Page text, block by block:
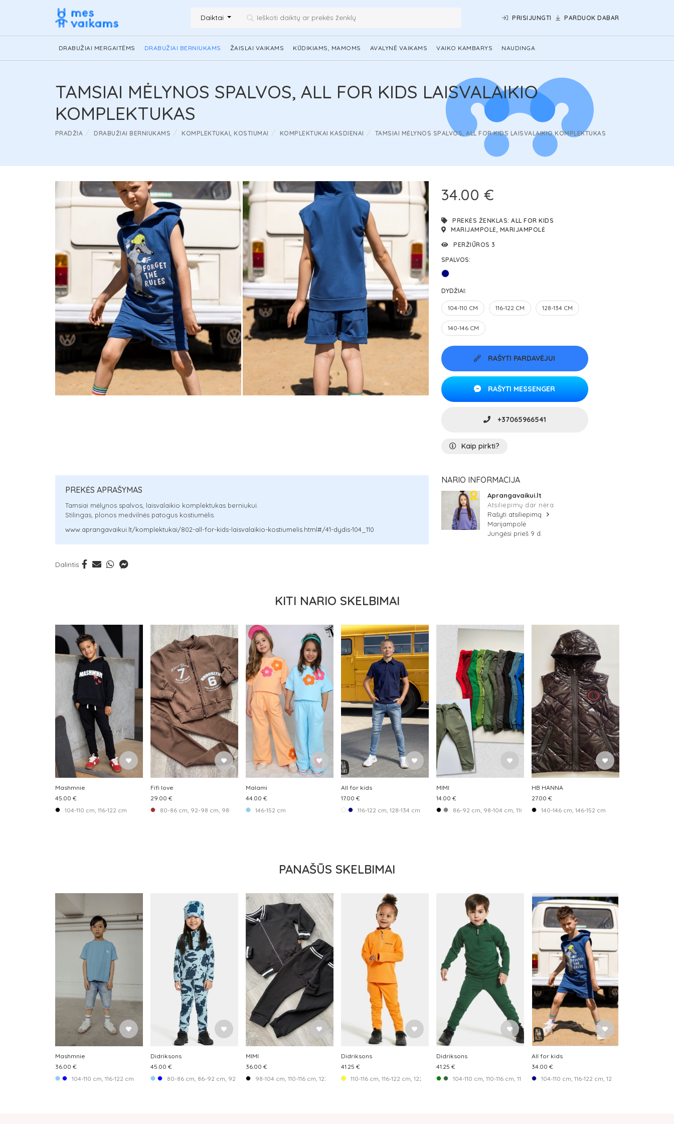
Daiktai PRISIJUNGTI PARDUOK DABAR
DRABUŽIAI MERGAITĖMS DRABUŽIAI BERNIUKAMS ŽAISLAI VAIKAMS KŪDIKIAMS, MAMOMS AVALYNĖ VAIKAMS VAIKO KAMBARYS NAUDINGA
TAMSIAI MĖLYNOS SPALVOS, ALL FOR KIDS LAISVALAIKIO
KOMPLEKTUKAS
PRADŽIA DRABUŽIAI BERNIUKAMS KOMPLEKTUKAI, KOSTIUMAI KOMPLEKTUKAI KASDIENAI TAMSIAI MĖLYNOS SPALVOS, ALL FOR KIDS LAISVALAIKIO KOMPLEKTUKAS
34.00 €
PREKĖS ŽENKLAS: ALL FOR KIDS
MARIJAMPOLĖ, MARIJAMPOLĖ
PERŽIŪROS 3
SPALVOS:
DYDŽIAI:
104-110 CM 116-122 CM 128-134 CM
140-146 CM
RAŠYTI PARDAVĖJUI
RAŠYTI MESSENGER
+37065966541
Kaip pirkti?
PREKĖS APRAŠYMAS
Tamsiai mėlynos spalvos, laisvalaikio komplektukas berniukui.
Stilingas, plonos medvilnės patogus kostiumėlis.
www.aprangavaikui.lt/komplektukai/802-all-for-kids-laisvalaikio-kostiumelis.html#/41-dydis-104_110
Dalintis
NARIO INFORMACIJA
Aprangavaikui.lt
Atsiliepimų dar nėra
Rašyti atsiliepimą
Marijampolė
Jungėsi prieš 9 d.
KITI NARIO SKELBIMAI
Mashmnie
45.00 €
104-110 cm, 116-122 cm
Fifi love
29.00 €
80-86 cm, 92-98 cm, 98-104 cm
Malami
44.00 €
146-152 cm
All for kids
17.00 €
116-122 cm, 128-134 cm
MIMI
14.00 €
86-92 cm, 98-104 cm, 110-116 cm, 122-128 cm, 134-140 cm
HB HANNA
27.00 €
140-146 cm, 146-152 cm
PANAŠŪS SKELBIMAI
Mashmnie
36.00 €
104-110 cm, 116-122 cm
Didriksons
45.00 €
80-86 cm, 86-92 cm, 92-98 cm, 98-104 cm, 104-110 cm, 110-116 cm, 116-122 cm, 122-128 cm, 128-134 cm, 134-140 cm, 140-146 cm
MIMI
36.00 €
98-104 cm, 110-116 cm, 122-128 cm, 134-140 cm
Didriksons
41.25 €
110-116 cm, 116-122 cm, 122-128 cm, 128-134 cm, 134-140 cm
Didriksons
41.25 €
104-110 cm, 110-116 cm, 116-122 cm, 122-128 cm, 128-134 cm, 134-140 cm
All for kids
34.00 €
104-110 cm, 116-122 cm, 128-134 cm, 140-146 cm